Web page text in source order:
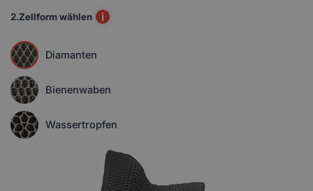
2.Zellform wählen i
Diamanten
Bienenwaben
Wassertropfen